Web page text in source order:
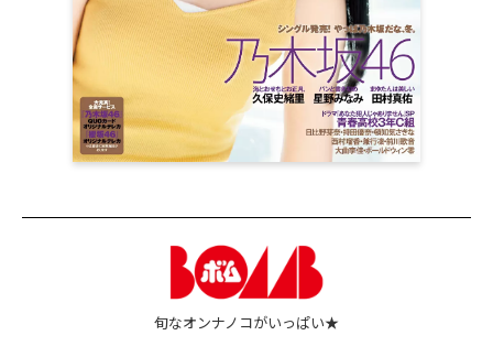
旬なオンナノコがいっぱい★